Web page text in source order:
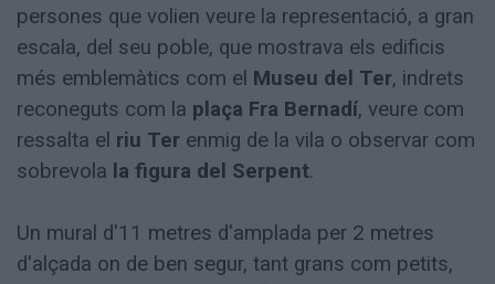
persones que volien veure la representació, a gran
escala, del seu poble, que mostrava els edificis
més emblemàtics com el Museu del Ter, indrets
reconeguts com la plaça Fra Bernadí, veure com
ressalta el riu Ter enmig de la vila o observar com
sobrevola la figura del Serpent.
Un mural d'11 metres d'amplada per 2 metres
d'alçada on de ben segur, tant grans com petits,